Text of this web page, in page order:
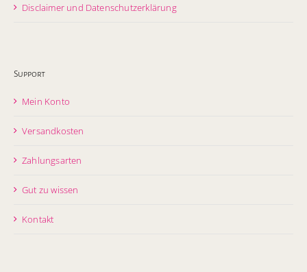
Disclaimer und Datenschutzerklärung
Support
Mein Konto
Versandkosten
Zahlungsarten
Gut zu wissen
Kontakt